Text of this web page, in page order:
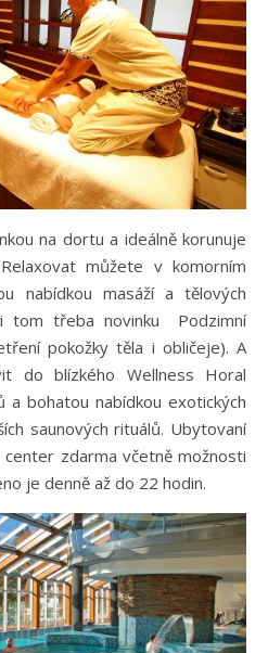
na dortu a ideálně korunuje
můžete v komorním
nabídkou masáží a tělových
tom třeba novinku Podzimní
pokožky těla i obličeje). A
do blízkého Wellness Horal
a bohatou nabídkou exotických
saunových rituálů. Ubytovaní
zdarma včetně možnosti
je denně až do 22 hodin.